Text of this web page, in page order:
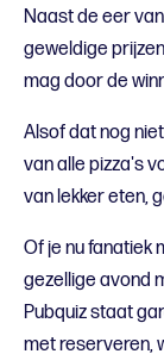
Naast de eer
geweldige
mag door de
Alsof dat nog
van alle pizza's
van lekker eten,
Of je nu fanatiek
gezellige avond
Pubquiz staat
met reserveren,